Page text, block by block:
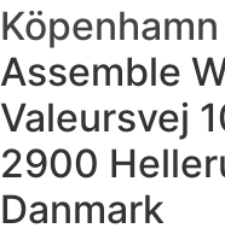
Köpenhamn
Assemble
Valeursvej
2900
Danmark